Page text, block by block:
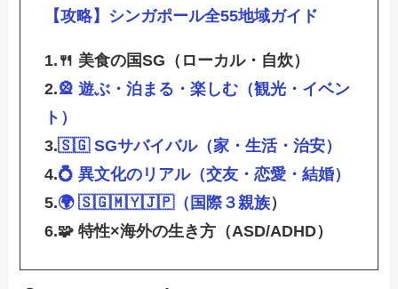
【攻略】シンガポール全55地域ガイド
1.🍴 美食の国SG（ローカル・自炊）
2.🎡 遊ぶ・泊まる・楽しむ（観光・イベン
ト）
3.🇸🇬 SGサバイバル（家・生活・治安）
4.💍 異文化のリアル（交友・恋愛・結婚）
5.🌍 🇸🇬🇲🇾🇯🇵（ 国際３親族）
6.🧩特性×海外の生き方 （ASD/ADHD）